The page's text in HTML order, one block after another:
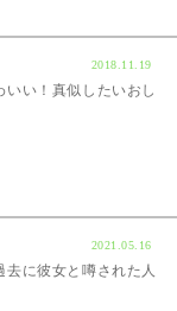
2018.11.19
いい！真似したいおし
2021.05.16
に彼女と噂された人